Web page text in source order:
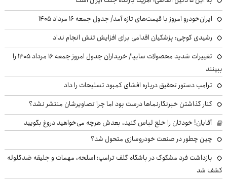
ایران‌خودرو امروز با قیمت‌های تازه آمد/ جدول جمعه ۱۶ مرداد ۱۴۰۵
رشیدی کوچی: پزشکیان اقدامی برای افزایش تنش انجام نداد
تغییرات شدید محصولات سایپا/ خریداران جدول امروز جمعه ۱۶ مرداد ۱۴۰۵ را
ببینند
ترامپ دستور تحقیق درباره افشای کمبود تسلیحات را داد
کنار گذاشتن خبرنگارنماها درست بود اما چرا تصاویرشان منتشر نشد؟
آقایان! خودتان را خلع لباس کنید، بعدش هرچه می‌خواهید دروغ بگویید
چین چطور در صنعت خودروسازی متحول شد؟
بازداشت فرد مشکوک در باشگاه گلف ترامپ؛ اسلحه، مهمات و جلیقه ضدگلوله
کشف شد